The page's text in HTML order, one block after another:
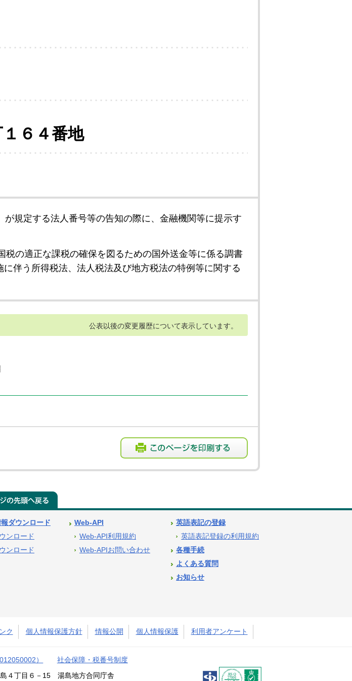
６４番地
規定する法人番号等の告知の際に、金融機関等に提示す
税の適正な課税の確保を図るための国外送金等に係る調書
伴う所得税法、法人税法及び地方税法の特例等に関する
公表以後の変更履歴について表示しています。
ダウンロード
ンロード
ンロード
Web-API
Web-API利用規約
Web-APIお問い合わせ
英語表記の登録
英語表記登録の利用規約
各種手続
よくある質問
お知らせ
ク 個人情報保護方針 情報公開 個人情報保護 利用者アンケート
） 社会保障・税番号制度
４丁目６－15 湯島地方合同庁舎